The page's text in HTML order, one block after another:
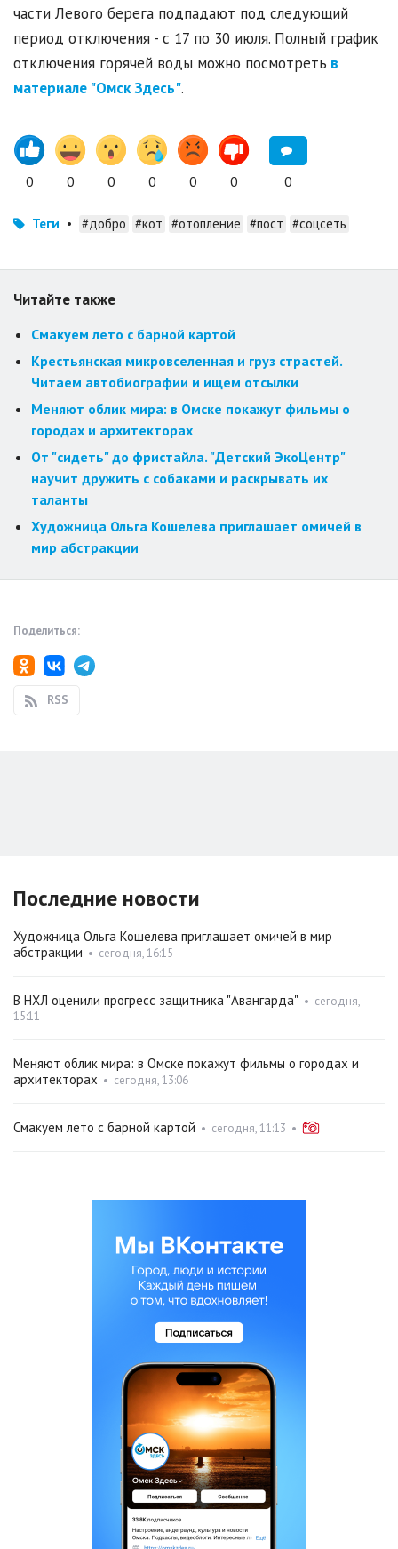
части Левого берега подпадают под следующий
период отключения - с 17 по 30 июля. Полный график
отключения горячей воды можно посмотреть в
материале "Омск Здесь".
0 0 0 0 0 0 0
Теги • #добро #кот #отопление #пост #соцсеть
Читайте также
Смакуем лето с барной картой
Крестьянская микровселенная и груз страстей.
Читаем автобиографии и ищем отсылки
Меняют облик мира: в Омске покажут фильмы о
городах и архитекторах
От "сидеть" до фристайла. "Детский ЭкоЦентр"
научит дружить с собаками и раскрывать их
таланты
Художница Ольга Кошелева приглашает омичей в
мир абстракции
Поделиться:
RSS
Последние новости
Художница Ольга Кошелева приглашает омичей в мир
абстракции • сегодня, 16:15
В НХЛ оценили прогресс защитника "Авангарда" • сегодня,
15:11
Меняют облик мира: в Омске покажут фильмы о городах и
архитекторах • сегодня, 13:06
Смакуем лето с барной картой • сегодня, 11:13 •